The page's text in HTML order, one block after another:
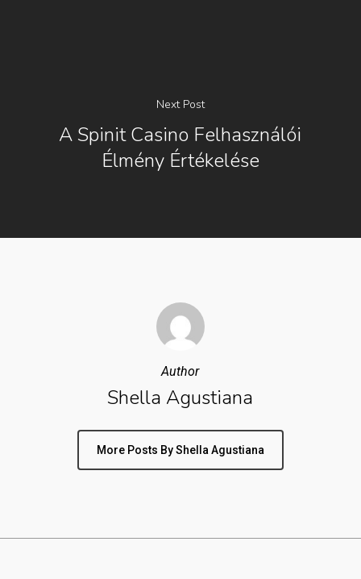
Next Post
A Spinit Casino Felhasználói
Élmény Értékelése
Author
Shella Agustiana
More Posts By Shella Agustiana